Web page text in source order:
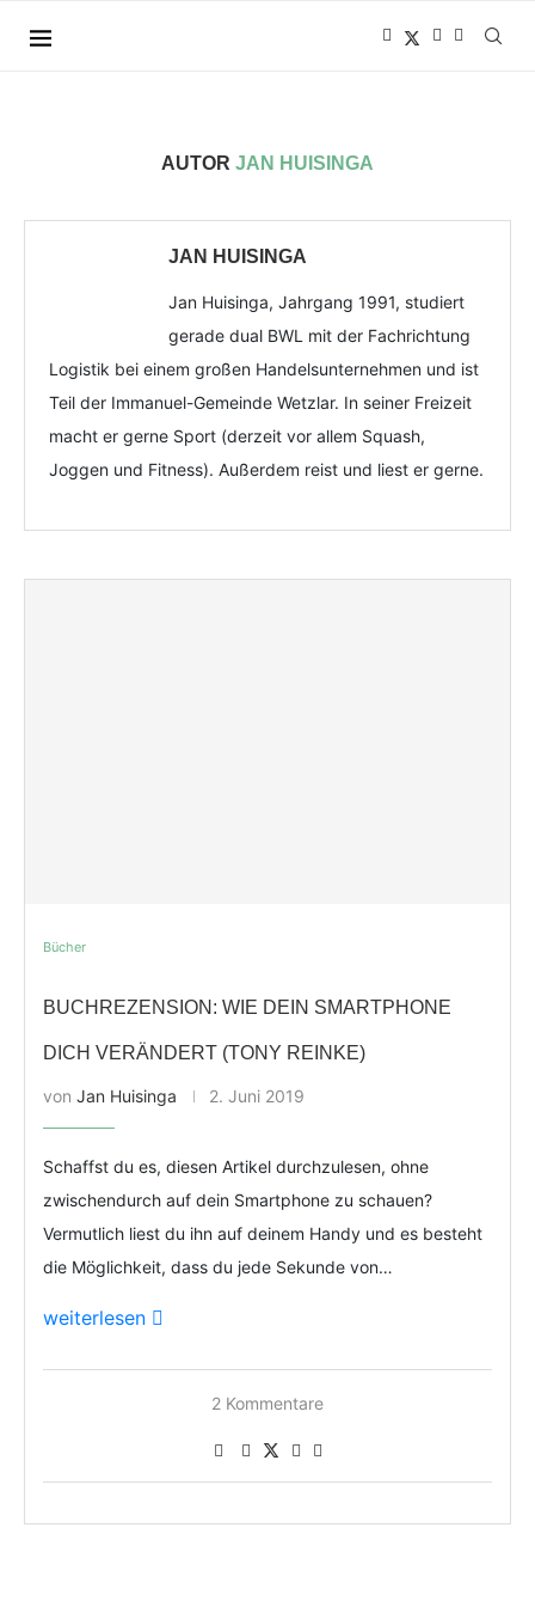
AUTOR JAN HUISINGA
JAN HUISINGA
Jan Huisinga, Jahrgang 1991, studiert
gerade dual BWL mit der Fachrichtung
Logistik bei einem großen Handelsunternehmen und ist
Teil der Immanuel-Gemeinde Wetzlar. In seiner Freizeit
macht er gerne Sport (derzeit vor allem Squash,
Joggen und Fitness). Außerdem reist und liest er gerne.
Bücher
BUCHREZENSION: WIE DEIN SMARTPHONE
DICH VERÄNDERT (TONY REINKE)
von Jan Huisinga 2. Juni 2019
Schaffst du es, diesen Artikel durchzulesen, ohne
zwischendurch auf dein Smartphone zu schauen?
Vermutlich liest du ihn auf deinem Handy und es besteht
die Möglichkeit, dass du jede Sekunde von…
weiterlesen
2 Kommentare